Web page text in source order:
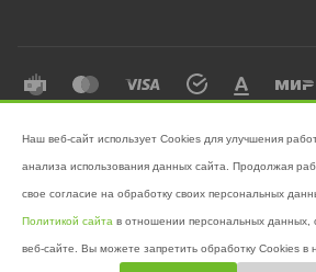
поддержании чистоты!
Наш веб-сайт использует Cookies для улучшения
анализа использования данных сайта. Продолжая
свое согласие на обработку своих персональных
Политикой сайта в отношении персональных данных,
веб-сайте. Вы можете запретить обработку Cookies в